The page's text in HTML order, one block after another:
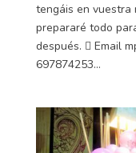
tengáis en vuestra
prepararé todo
después.  Email
697874253...